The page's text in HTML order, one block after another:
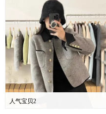
人气宝贝2